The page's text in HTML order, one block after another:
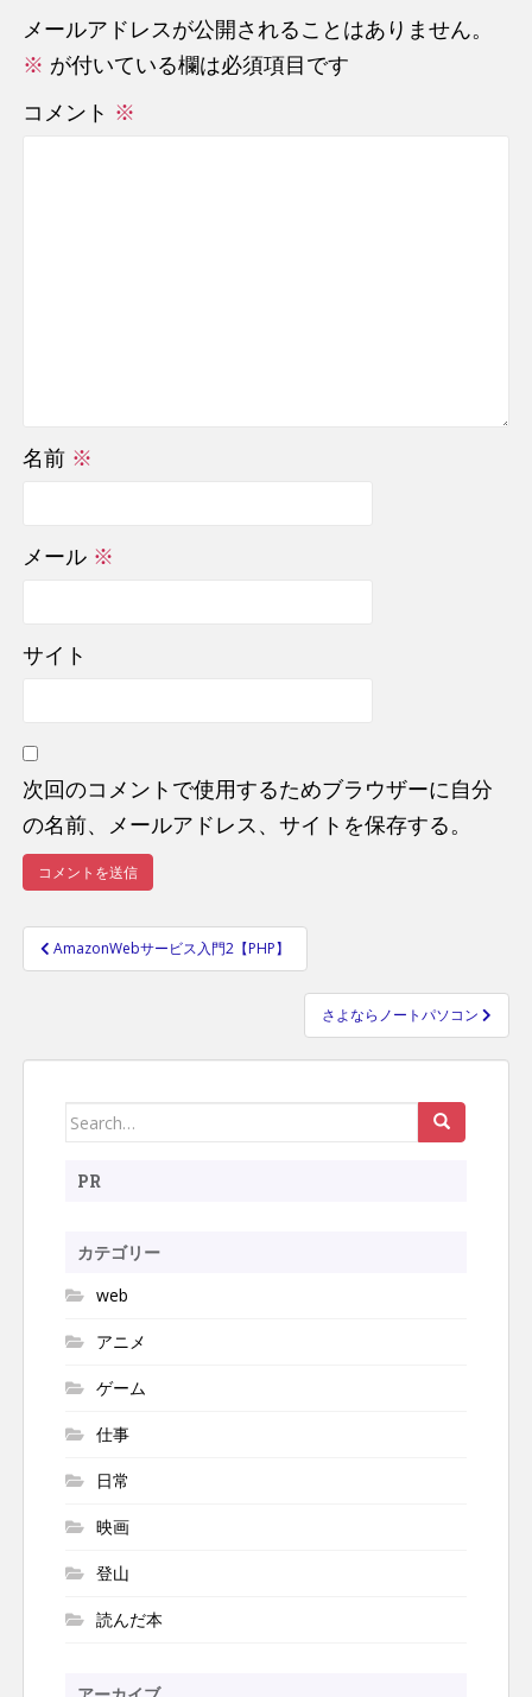
メールアドレスが公開されることはありません。
※ が付いている欄は必須項目です
コメント ※
名前 ※
メール ※
サイト
次回のコメントで使用するためブラウザーに自分
の名前、メールアドレス、サイトを保存する。
投
ビ
ー
ョ
AmazonWebサービス入門2【PHP】
さよならノートパソコン
Search
PR
カテゴリー
web
アニメ
ゲーム
仕事
日常
映画
登山
読んだ本